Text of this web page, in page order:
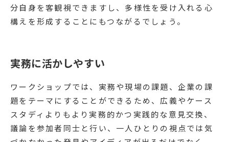
分自身を客観視できますし、多様性を受け入れる心
構えを形成することにもつながるでしょう。
実務に活かしやすい
ワークショップでは、実務や現場の課題、企業の課
題をテーマにすることができるため、広義やケース
スタディよりもより実務的かつ実践的な意見交換、
議論を参加者同士と行い、一人ひとりの視点では気